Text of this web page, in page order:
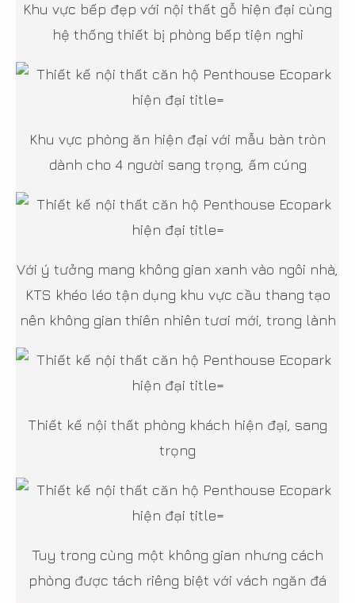
Khu vực bếp đẹp với nội thất gỗ hiện đại cùng
hệ thống thiết bị phòng bếp tiện nghi
Khu vực phòng ăn hiện đại với mẫu bàn tròn
dành cho 4 người sang trọng, ấm cúng
Với ý tưởng mang không gian xanh vào ngôi nhà,
KTS khéo léo tận dụng khu vực cầu thang tạo
nên không gian thiên nhiên tươi mới, trong lành
Thiết kế nội thất phòng khách hiện đại, sang
trọng
Tuy trong cùng một không gian nhưng cách
phòng được tách riêng biệt với vách ngăn đá